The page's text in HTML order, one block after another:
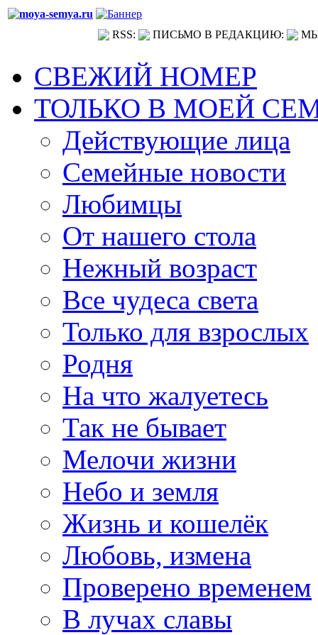
RSS: ПИСЬМО В РЕДАКЦИЮ:
СВЕЖИЙ НОМЕР
ТОЛЬКО В МОЕЙ
Действующие лица
Семейные новости
Любимцы
От нашего стола
Нежный возраст
Все чудеса света
Только для взрослых
Родня
На что жалуетесь
Так не бывает
Мелочи жизни
Небо и земля
Жизнь и кошелёк
Любовь, измена
Проверено временем
В лучах славы